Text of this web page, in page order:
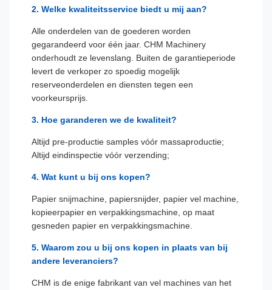
2. Welke kwaliteitsservice biedt u mij aan?
Alle onderdelen van de goederen worden
gegarandeerd voor één jaar. CHM Machinery
onderhoudt ze levenslang. Buiten de garantieperiode
levert de verkoper zo spoedig mogelijk
reserveonderdelen en diensten tegen een
voorkeursprijs.
3. Hoe garanderen we de kwaliteit?
Altijd pre-productie samples vóór massaproductie;
Altijd eindinspectie vóór verzending;
4. Wat kunt u bij ons kopen?
Papier snijmachine, papiersnijder, papier vel machine,
kopieerpapier en verpakkingsmachine, op maat
gesneden papier en verpakkingsmachine.
5. Waarom zou u bij ons kopen in plaats van bij
andere leveranciers?
CHM is de enige fabrikant van vel machines van het